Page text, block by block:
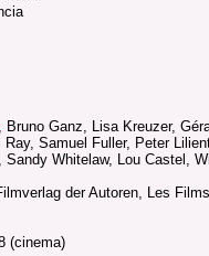
Bruno Ganz, Lisa Kreuzer,
Ray, Samuel Fuller, Peter
Sandy Whitelaw, Lou Castel,
der Autoren, Les
(cinema)